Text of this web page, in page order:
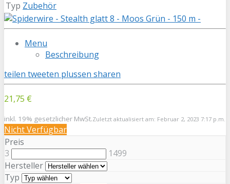
Typ Zubehör
Menu
Beschreibung
teilen tweeten plussen sharen
21,75 €
inkl. 19% gesetzlicher MwSt.Zuletzt aktualisiert am: Februar 2, 2023 7:17 p.m.
Nicht Verfügbar
Preis
3
1499
Hersteller
Typ